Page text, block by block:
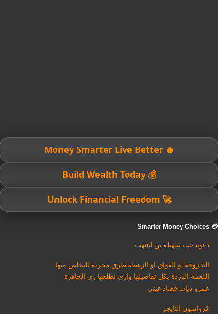
🔥 Money Smarter Live Better
💰 Build Wealth Today
🚀 Unlock Financial Freedom
💳 Smarter Money Choices
دعوة حب سهيلة بن لشهب
الحازوقه أو الفواق او الزغطه طرق مجربة للتخلص منها
اللحمة الباردة بكل تفاصيلها وازي نطلعها زي الجاهزة
عمرو دياب قصاد عيني
كرواسون التايجر